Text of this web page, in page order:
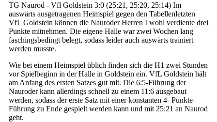
TG Naurod - Vfl Goldstein 3:0 (25:21, 25:20, 25:14) Im
auswärts ausgetragenen Heimspiel gegen den Tabellenletzten
VfL Goldstein können die Nauroder Herren I wohl verdiente drei
Punkte mitnehmen. Die eigene Halle war zwei Wochen lang
faschingsbedingt belegt, sodass leider auch auswärts trainiert
werden musste.
Wie bei einem Heimspiel üblich finden sich die H1 zwei Stunden
vor Spielbeginn in der Halle in Goldstein ein. VfL Goldstein hält
am Anfang des ersten Satzes gut mit. Die 6:5-Führung der
Nauroder kann allerdings schnell zu einem 11:6 ausgebaut
werden, sodass der erste Satz mit einer konstanten 4- Punkte-
Führung zu Ende gespielt werden kann und mit 25:21 an Naurod
geht.